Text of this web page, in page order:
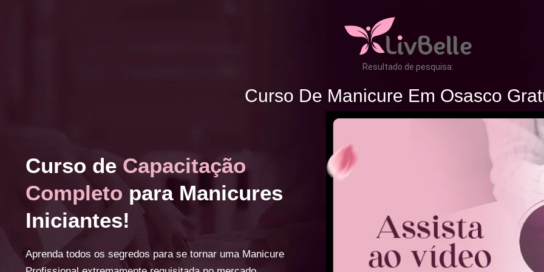
Resultado de pesquisa:
Curso De Manicure Em Osasco
Curso de Capacitação
Completo para Manicures
Iniciantes!
Aprenda todos os segredos para se tornar uma Manicure